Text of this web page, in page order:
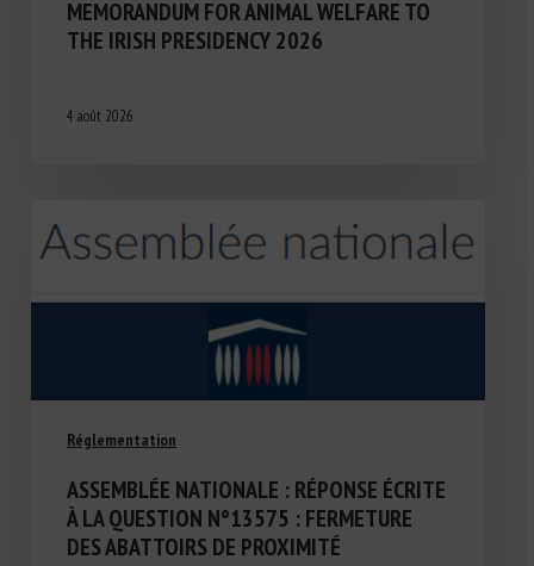
MEMORANDUM FOR ANIMAL WELFARE TO
THE IRISH PRESIDENCY 2026
4 août 2026
Réglementation
ASSEMBLÉE NATIONALE : RÉPONSE ÉCRITE
À LA QUESTION N°13575 : FERMETURE
DES ABATTOIRS DE PROXIMITÉ